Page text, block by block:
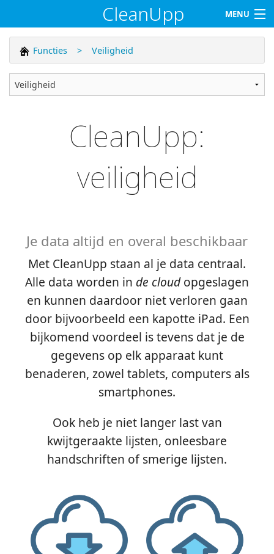
CleanUpp MENU
Home
Functies
Tarieven
Support
Contact
Log in
Functies > Veiligheid
CleanUpp:
veiligheid
Je data altijd en overal beschikbaar
Met CleanUpp staan al je data centraal.
Alle data worden in de cloudopgeslagen
en kunnen daardoor niet verloren gaan
door bijvoorbeeld een kapotte iPad. Een
bijkomend voordeel is tevens dat je de
gegevens op elk apparaat kunt
benaderen, zowel tablets, computers als
smartphones.
Ook heb je niet langer last van
kwijtgeraakte lijsten, onleesbare
handschriften of smerige lijsten.